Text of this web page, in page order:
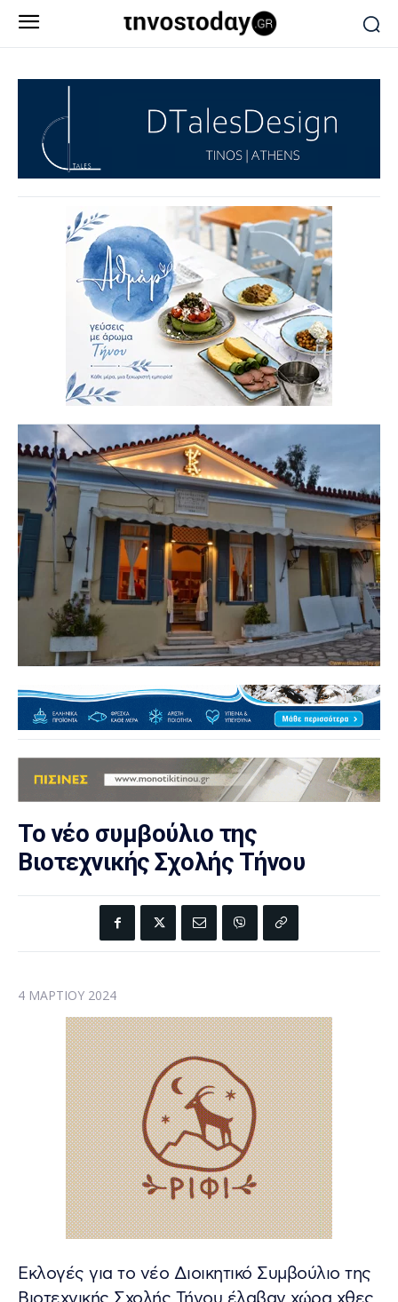
Το νέο συμβούλιο της
Βιοτεχνικής Σχολής Τήνου
4 ΜΑΡΤΊΟΥ 2024
Εκλογές για το νέο Διοικητικό Συμβούλιο της